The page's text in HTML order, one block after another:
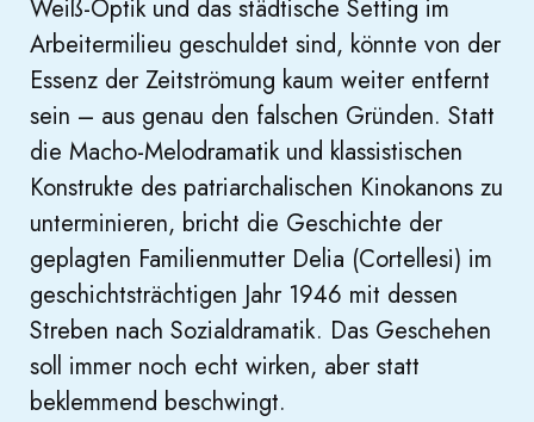
Weiß-Optik und das städtische Setting im
Arbeitermilieu geschuldet sind, könnte von der
Essenz der Zeitströmung kaum weiter entfernt
sein – aus genau den falschen Gründen. Statt
die Macho-Melodramatik und klassistischen
Konstrukte des patriarchalischen Kinokanons zu
unterminieren, bricht die Geschichte der
geplagten Familienmutter Delia (Cortellesi) im
geschichtsträchtigen Jahr 1946 mit dessen
Streben nach Sozialdramatik. Das Geschehen
soll immer noch echt wirken, aber statt
beklemmend beschwingt.